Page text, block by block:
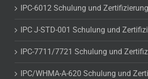
IPC-6012 Schulung und Zertifizierung
IPC J-STD-001 Schulung und
IPC-7711/7721 Schulung und
IPC/WHMA-A-620 Schulung und